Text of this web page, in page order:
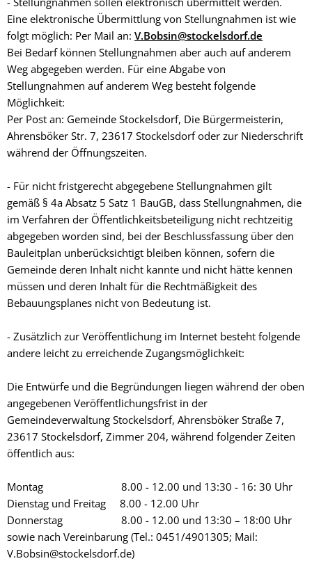
Eine elektronische Übermittlung von Stellungnahmen ist wie
folgt möglich: Per Mail an: V.Bobsin@stockelsdorf.de
Bei Bedarf können Stellungnahmen aber auch auf anderem
Weg abgegeben werden. Für eine Abgabe von
Stellungnahmen auf anderem Weg besteht folgende
Möglichkeit:
Per Post an: Gemeinde Stockelsdorf, Die Bürgermeisterin,
Ahrensböker Str. 7, 23617 Stockelsdorf oder zur Niederschrift
während der Öffnungszeiten.
- Für nicht fristgerecht abgegebene Stellungnahmen gilt
gemäß § 4a Absatz 5 Satz 1 BauGB, dass Stellungnahmen, die
im Verfahren der Öffentlichkeitsbeteiligung nicht rechtzeitig
abgegeben worden sind, bei der Beschlussfassung über den
Bauleitplan unberücksichtigt bleiben können, sofern die
Gemeinde deren Inhalt nicht kannte und nicht hätte kennen
müssen und deren Inhalt für die Rechtmäßigkeit des
Bebauungsplanes nicht von Bedeutung ist.
- Zusätzlich zur Veröffentlichung im Internet besteht folgende
andere leicht zu erreichende Zugangsmöglichkeit:
Die Entwürfe und die Begründungen liegen während der oben
angegebenen Veröffentlichungsfrist in der
Gemeindeverwaltung Stockelsdorf, Ahrensböker Straße 7,
23617 Stockelsdorf, Zimmer 204, während folgender Zeiten
öffentlich aus:
Montag 8.00 - 12.00 und 13:30 - 16: 30 Uhr
Dienstag und Freitag 8.00 - 12.00 Uhr
Donnerstag 8.00 - 12.00 und 13:30 – 18:00 Uhr
sowie nach Vereinbarung (Tel.: 0451/4901305; Mail:
V.Bobsin@stockelsdorf.de)